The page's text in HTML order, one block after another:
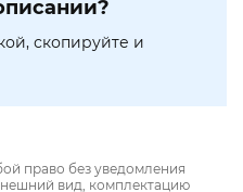
скопируйте и
право без уведомления
вид, комплектацию